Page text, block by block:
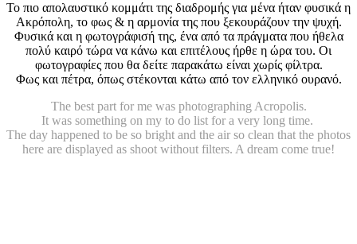
Το πιο απολαυστικό κομμάτι της διαδρομής για μένα ήταν φυσικά η
Ακρόπολη, το φως & η αρμονία της που ξεκουράζουν την ψυχή.
Φυσικά και η φωτογράφισή της, ένα από τα πράγματα που ήθελα
πολύ καιρό τώρα να κάνω και επιτέλους ήρθε η ώρα του. Οι
φωτογραφίες που θα δείτε παρακάτω είναι χωρίς φίλτρα.
Φως και πέτρα, όπως στέκονται κάτω από τον ελληνικό ουρανό.
The best part for me was photographing Acropolis.
It was something on my to do list for a very long time.
The day happened to be so bright and the air so clean that the photos
here are displayed as shoot without filters. A dream come true!